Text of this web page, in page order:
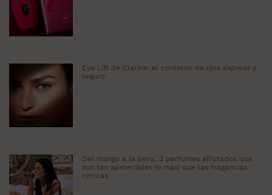
Eye Lift de Clarins: el contorno de ojos express y
seguro
Del mango a la pera: 3 perfumes afrutados que
son tan apetecibles (o más) que las fragancias
cítricas